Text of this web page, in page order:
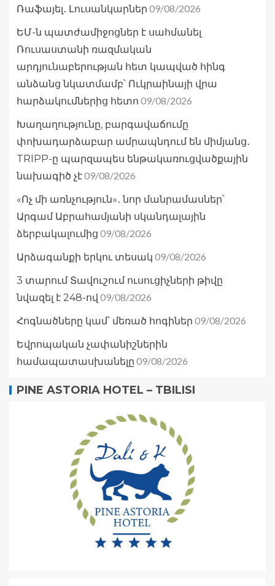
Ռաֆայել․ Լուսանկարներ 09/08/2026
ԵՄ-ն պատժամիջոցներ է սահմանել
Ռուսաստանի ռազմական
արդյունաբերության հետ կապված հինգ
անձանց նկատմամբ՝ Ուկրաինայի վրա
հարձակումներից հետո 09/08/2026
Խաղաղությունը, բարգավաճումը
փոխադարձաբար ամրապնդում են միմյանց․
TRIPP-ը պարզապես ենթակառուցվածքային
նախագիծ չէ09/08/2026
«Ոչ մի առնչություն»․ նոր մանրամասներ՝
Արգամ Աբրահամյանի սկանդալային
ձերբակալումից 09/08/2026
Արձագանքի երկու տեսակ 09/08/2026
3 տարում Տավուշում ուսուցիչների թիվը
նվազել է 248-ով 09/08/2026
Հոգնածները կամ՝ մեռած հոգիներ 09/08/2026
Եվրոպական չափանիշներին
համապատասխանելը 09/08/2026
PINE ASTORIA HOTEL – TBILISI